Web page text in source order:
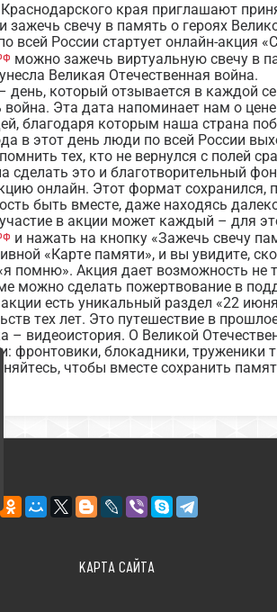
края приглашают
зажечь свечу в память о героях
всей России стартует онлайн-акция
можно зажечь виртуальную свечу в
Великая Отечественная война.
день, который отзывается в каждой
война. Эта дата напоминает нам о
благодаря которым наша страна
в этот день люди по всей России
тех, кто не вернулся с полей
сделать это и благотворительный
онлайн. Этот формат
быть вместе, даже находясь
в акции может каждый – для
и нажать на кнопку «Зажечь свечу
«Карте памяти», и вы увидите,
помню». Акция дает возможность не
можно сделать пожертвование в
есть уникальный раздел «22
тех лет. Это путешествие в
– видеоистория. О Великой
фронтовики, блокадники, труженики
чтобы вместе сохранить
КАРТА САЙТА